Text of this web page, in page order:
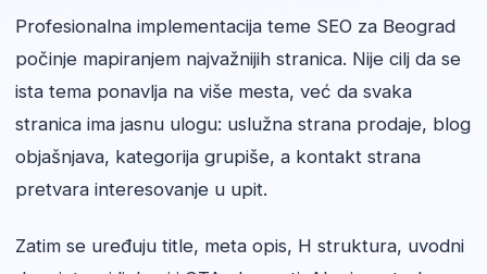
Profesionalna implementacija teme SEO za Beograd
počinje mapiranjem najvažnijih stranica. Nije cilj da se
ista tema ponavlja na više mesta, već da svaka
stranica ima jasnu ulogu: uslužna strana prodaje, blog
objašnjava, kategorija grupiše, a kontakt strana
pretvara interesovanje u upit.
Zatim se uređuju title, meta opis, H struktura, uvodni